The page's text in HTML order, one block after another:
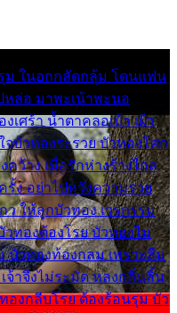
ม ในอกกลัดกลุ้ม โดนแฟน
หล่อ มาพะเน้าพะนอ
เศร้า น้ำตาคลอเบ้า เฝ้า
บัวทองระรวย บัวทองโศก
คว้าง เมื่อรักห่างร้างไกล
ง อย่าไปหวังความรวย
ว ให้ลูกบัวทอง เวรกรรม
ทองต้องโรย บัวทองไม่
บัวทองท้องกลม เพราะลืม
าจึงไม่ระมัด หลงกลิ่นลิ้น
องกลีบโรย ต้องร้อนรุม บัว